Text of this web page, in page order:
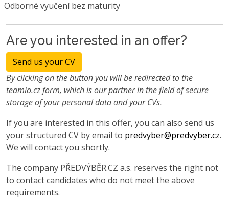
Odborné vyučení bez maturity
Are you interested in an offer?
Send us your CV
By clicking on the button you will be redirected to the
teamio.cz form, which is our partner in the field of secure
storage of your personal data and your CVs.
If you are interested in this offer, you can also send us
your structured CV by email to predvyber@predvyber.cz.
We will contact you shortly.
The company PŘEDVÝBĚR.CZ a.s. reserves the right not
to contact candidates who do not meet the above
requirements.